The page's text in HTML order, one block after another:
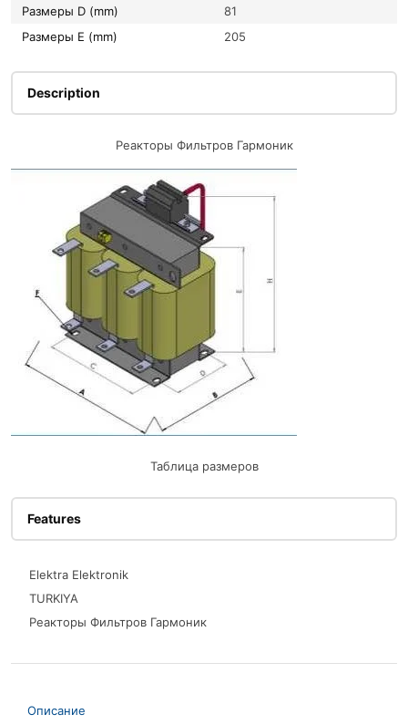
Размеры D (mm)
81
Размеры E (mm)
205
Description
Реакторы Фильтров Гармоник
Таблица размеров
Features
Elektra Elektronik
TURKIYA
Реакторы Фильтров Гармоник
Описание